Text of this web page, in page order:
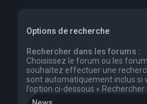
Options de recherche
Rechercher dans les forums :
Choisissez le forum ou les
souhaitez effectuer une
sont automatiquement inclus si
l’option ci-dessous «